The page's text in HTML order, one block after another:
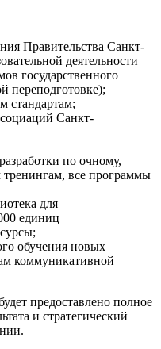
Правительства Санкт-
деятельности
государственного
переподготовке);
стандартам;
Санкт-
по очному,
все программы
для
единиц
обучения новых
коммуникативной
предоставлено полное
и стратегический